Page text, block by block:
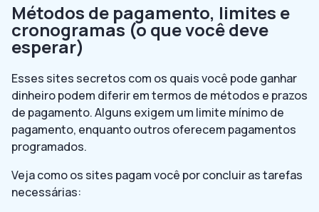
Métodos de pagamento, limites e
cronogramas (o que você deve
esperar)
Esses sites secretos com os quais você pode ganhar
dinheiro podem diferir em termos de métodos e prazos
de pagamento. Alguns exigem um limite mínimo de
pagamento, enquanto outros oferecem pagamentos
programados.
Veja como os sites pagam você por concluir as tarefas
necessárias: